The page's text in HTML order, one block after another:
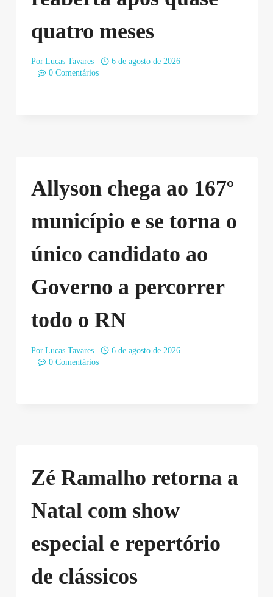
quatro meses
Por Lucas Tavares
6 de agosto de 2026
0 Comentários
Allyson chega ao 167º
município e se torna o
único candidato ao
Governo a percorrer
todo o RN
Por Lucas Tavares
6 de agosto de 2026
0 Comentários
Zé Ramalho retorna a
Natal com show
especial e repertório
de clássicos